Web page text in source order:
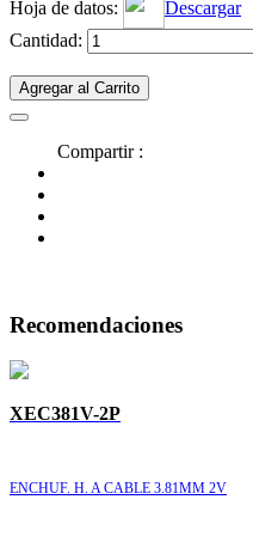
Hoja de datos:
Descargar
Cantidad:
Agregar al Carrito
Compartir :
Recomendaciones
XEC381V-2P
ENCHUF. H. A CABLE 3.81MM 2V